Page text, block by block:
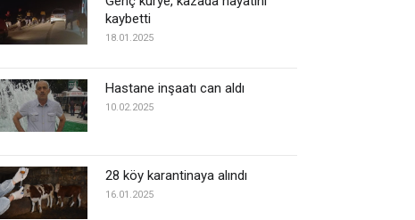
kaybetti
18.01.2025
Hastane inşaatı can aldı
10.02.2025
28 köy karantinaya alındı
16.01.2025